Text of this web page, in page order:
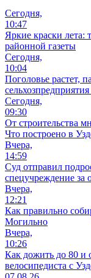
Сегодня,
10:47
Яркие краски лета:
районной газеты
Сегодня,
10:04
Поголовье растет,
Сегодня,
09:30
От строительства
Что построено в
Вчера,
14:59
Суд отправил
спецучреждение за
Вчера,
12:21
Как правильно
Могильно
Вчера,
10:26
Как дожить до 80 и
велосипедиста с